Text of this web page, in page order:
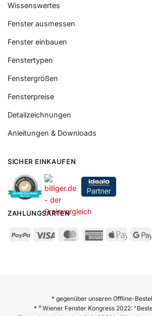
Wissenswertes
Fenster ausmessen
Fenster einbauen
Fenstertypen
Fenstergrößen
Fensterpreise
Detailzeichnungen
Anleitungen & Downloads
SICHER EINKAUFEN
ZAHLUNGSARTEN
* gegenüber unseren Offline-
* ³ Wiener Fenster Kongress 2022: